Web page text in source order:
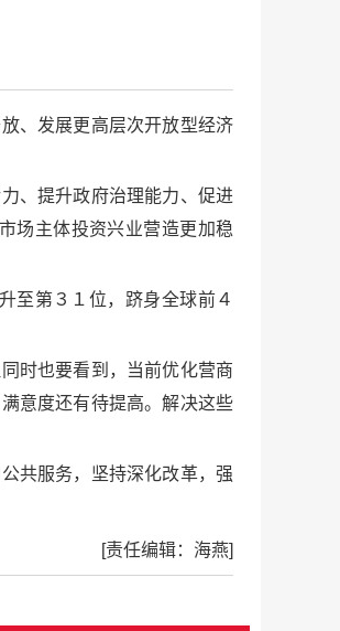
、发展更高层次开放型经济
、提升政府治理能力、促进
场主体投资兴业营造更加稳
至第３１位，跻身全球前４
时也要看到，当前优化营商
意度还有待提高。解决这些
共服务，坚持深化改革，强
[责任编辑：海燕]